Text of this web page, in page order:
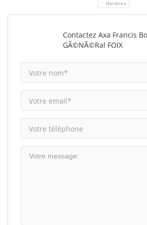
Horaires
Contactez Axa Francis
GÃ©nÃ©ral FOIX